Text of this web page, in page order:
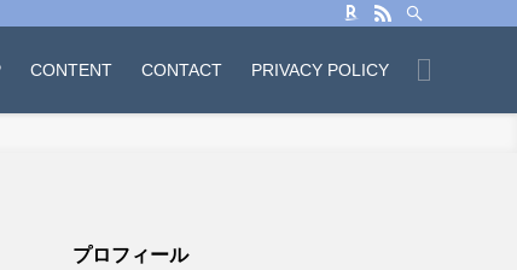
CONTENT CONTACT PRIVACY POLICY
プロフィール